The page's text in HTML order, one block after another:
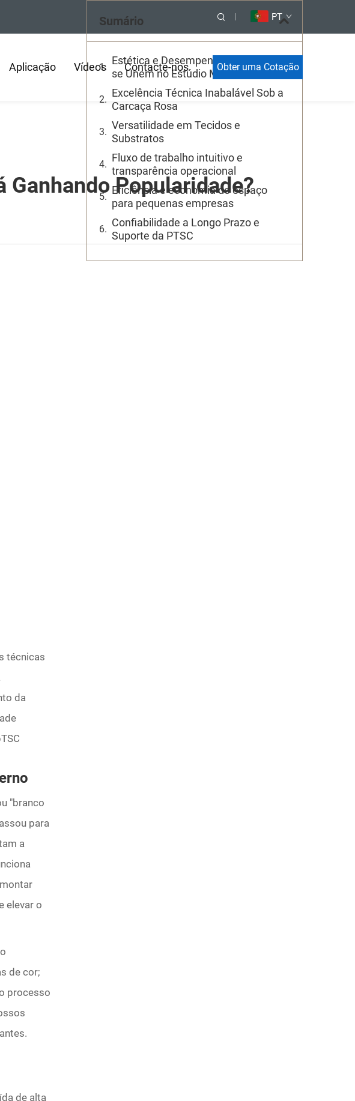
PT
Aplicação Vídeos Contacte-nos Obter uma Cotação
Ganhando Popularidade?
técnicas
da
"branco
para
a
elevar o
de cor;
processo
de alta
Sumário
Estética e Desempenho Profissional
se Unem no Estúdio Moderno
Excelência Técnica Inabalável Sob a
Carcaça Rosa
Versatilidade em Tecidos e
Substratos
Fluxo de trabalho intuitivo e
transparência operacional
Eficiência e economia de espaço
para pequenas empresas
Confiabilidade a Longo Prazo e
Suporte da PTSC